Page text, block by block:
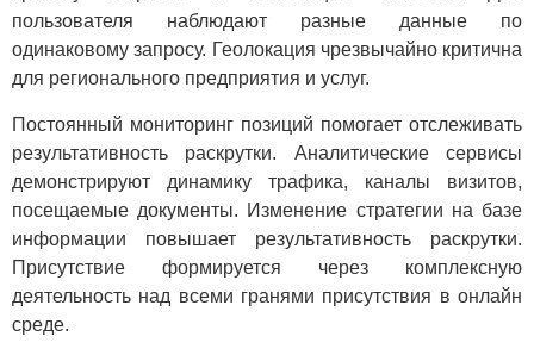
пользователя наблюдают разные данные по
одинаковому запросу. Геолокация чрезвычайно критична
для регионального предприятия и услуг.
Постоянный мониторинг позиций помогает отслеживать
результативность раскрутки. Аналитические сервисы
демонстрируют динамику трафика, каналы визитов,
посещаемые документы. Изменение стратегии на базе
информации повышает результативность раскрутки.
Присутствие формируется через комплексную
деятельность над всеми гранями присутствия в онлайн
среде.